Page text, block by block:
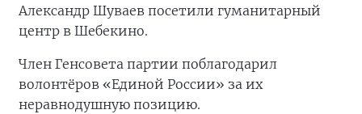
Александр Шуваев посетили гуманитарный
центр в Шебекино.
Член Генсовета партии поблагодарил
волонтёров «Единой России» за их
неравнодушную позицию.